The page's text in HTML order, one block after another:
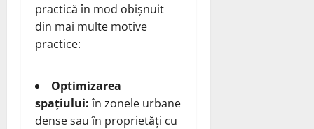
practică în mod obișnuit
din mai multe motive
practice:
Optimizarea
spațiului:în zonele urbane
dense sau în proprietăți cu